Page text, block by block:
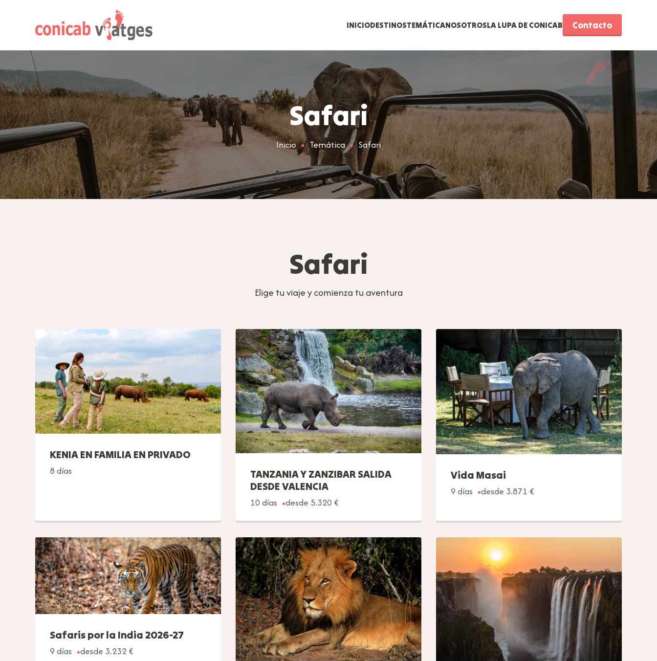
INICIODESTINOSTEMÁTICANOSOTROSLA LUPA DE CONICAB Contacto
Safari
Inicio Temática Safari
Safari
Elige tu viaje y comienza tu aventura
KENIA EN FAMILIA EN PRIVADO
8 días
TANZANIA Y ZANZIBAR SALIDA
DESDE VALENCIA
10 días desde 5.320 €
Vida Masai
9 días desde 3.871 €
Safaris por la India 2026-27
9 días desde 3.232 €